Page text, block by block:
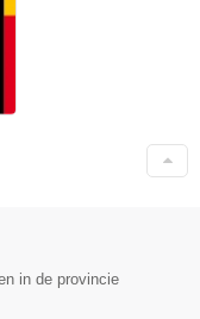
in de provincie